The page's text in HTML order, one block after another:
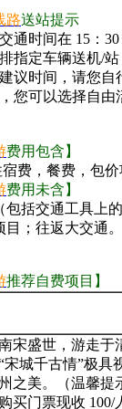
路送站提示
通时间在 15：
指定车辆送机/
议时间，请您
您可以选择自由
费用包含 】
费，餐费，包
费用未含】
包括交通工具上
；往返大交通。
推荐自费项目】
宋盛世，游走于
城千古情”极
之美。（温馨
买门票现收 100/